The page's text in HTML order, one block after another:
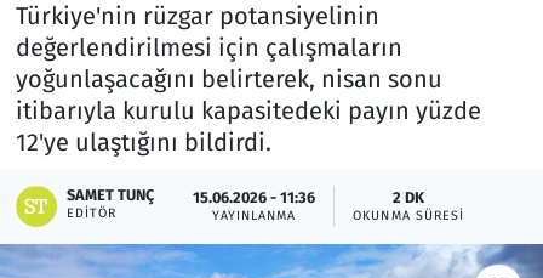
Türkiye'nin rüzgar potansiyelinin
değerlendirilmesi için çalışmaların
yoğunlaşacağını belirterek, nisan sonu
itibarıyla kurulu kapasitedeki payın yüzde
12'ye ulaştığını bildirdi.
SAMET TUNÇ
EDITÖR
15.06.2026 - 11:36
YAYINLANMA
2 DK
OKUNMA SÜRESI
Memur ve Kamu
Otomobil
Oyun
Ramazan
Resmi İlanlar